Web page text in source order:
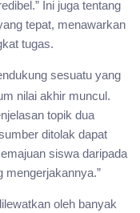
Ini juga tentang
tepat, menawarkan
tugas.
sesuatu yang
nilai akhir muncul.
topik dua
ditolak dapat
siswa daripada
mengerjakannya.”
oleh banyak